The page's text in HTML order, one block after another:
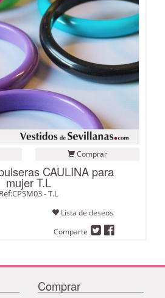
Comprar
CAULINA para
mujer T.L
Ref:CPSM03 - T.L
Lista de deseos
Comparte
Comprar